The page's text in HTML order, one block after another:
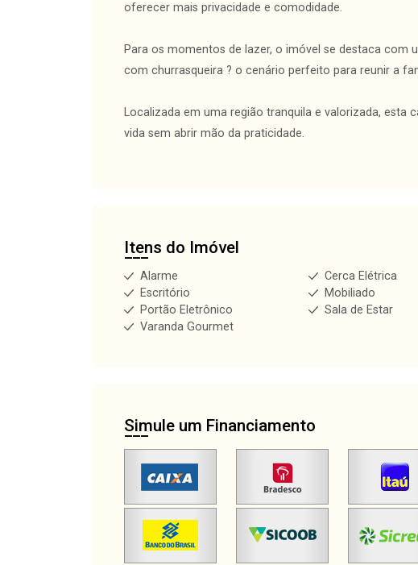
oferecer mais privacidade e comodidade.
Para os momentos de lazer, o imóvel se destaca com
com churrasqueira ? o cenário perfeito para reunir a
Localizada em uma região tranquila e valorizada, esta
vida sem abrir mão da praticidade.
Itens do Imóvel
Alarme Cerca Elétrica
Escritório
Mobiliado
Portão Eletrônico
Sala de Estar
Varanda Gourmet
Simule um Financiamento